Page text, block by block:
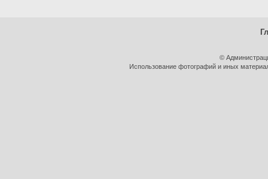
©
Использование фотографий и иных